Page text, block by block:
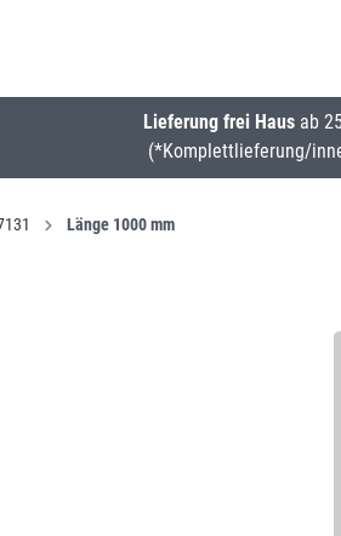
Lieferung frei Haus ab
(*Komplettlieferung/
Länge 1000 mm